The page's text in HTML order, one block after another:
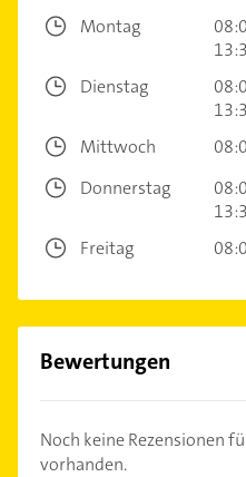
Montag
Dienstag
Mittwoch
Donnerstag
Freitag
Bewertungen
Noch keine Rezensionen
vorhanden.